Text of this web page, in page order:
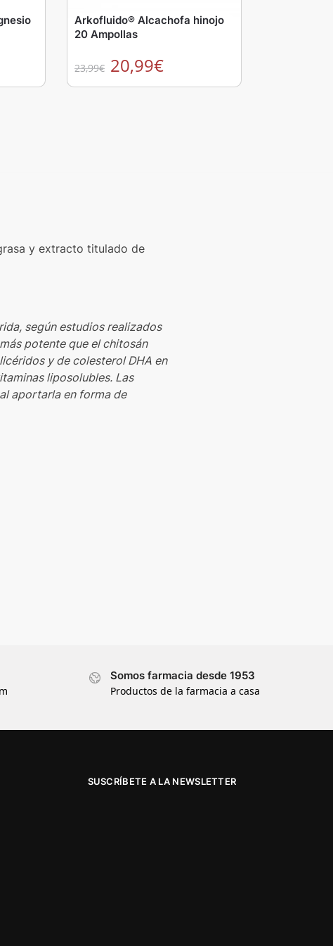
Arkofluido® Alcachofa hinojo
20 Ampollas
23,99€ 20,99€
y extracto titulado de
según estudios realizados
potente que el chitosán
y de colesterol DHA en
liposolubles. Las
aportarla en forma de
Somos farmacia desde 1953
Productos de la farmacia a casa
SUSCRÍBETE A LA NEWSLETTER